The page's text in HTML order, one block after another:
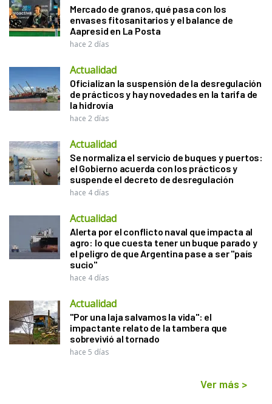
Mercado de granos, qué pasa con los
envases fitosanitarios y el balance de
Aapresid en La Posta
hace 2 días
Actualidad
Oficializan la suspensión de la desregulación
de prácticos y hay novedades en la tarifa de
la hidrovía
hace 2 días
Actualidad
Se normaliza el servicio de buques y puertos:
el Gobierno acuerda con los prácticos y
suspende el decreto de desregulación
hace 4 días
Actualidad
Alerta por el conflicto naval que impacta al
agro: lo que cuesta tener un buque parado y
el peligro de que Argentina pase a ser "país
sucio"
hace 4 días
Actualidad
"Por una laja salvamos la vida": el
impactante relato de la tambera que
sobrevivió al tornado
hace 5 días
Ver más >